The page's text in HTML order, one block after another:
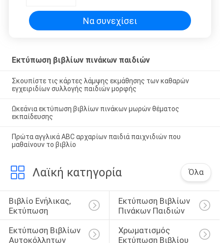
108x165mm κάρτες λάμψης
Να συνεχίσει
Εκτύπωση βιβλίων πινάκων παιδιών
Σκουπίστε τις κάρτες λάμψης εκμάθησης των καθαρών
εγχειριδίων συλλογής παιδιών μορφής
Ωκεάνια εκτύπωση βιβλίων πινάκων μωρών θέματος
εκπαίδευσης
Πρώτα αγγλικά ABC αρχαρίων παιδιά παιχνιδιών που
μαθαίνουν το βιβλίο
Λαϊκή κατηγορία Όλα
Βιβλίο Ενήλικας,
Εκτύπωση
Εκτύπωση Βιβλίων
Πινάκων Παιδιών
Εκτύπωση Βιβλίων
Αυτοκόλλητων
Χρωματισμός
Εκτύπωση Βιβλίου